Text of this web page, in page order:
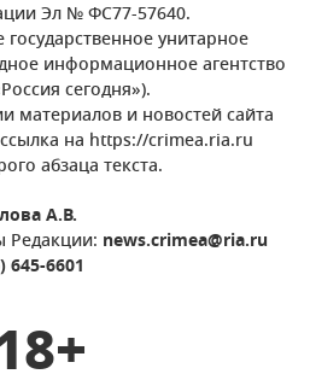
Эл № ФС77-57640.
унитарное
информационное агентство
сегодня»).
материалов и новостей сайта
на https://crimea.ria.ru
абзаца текста.
А.В.
Редакции: news.crimea@ria.ru
645-6601